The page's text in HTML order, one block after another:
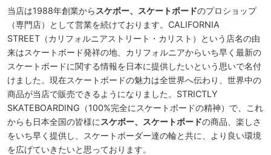
当店は1988年創業から スケボー、スケートボードのプロショップ
（専門店）として営業を続けております。CALIFORNIA
STREET（カリフォルニアストリート・カリスト）という店名の由
来はスケートボード発祥の地、カリフォルニアからいち早く最新の
スケートボードに関する情報を日本に提供したいという思いで名付
けました。現在スケートボードの魅力は全世界へ伝わり、世界中の
商品が当店で販売できるようになりました。STRICTLY
SKATEBOARDING（100%完全にスケートボードの精神）で、これ
からも日本全国の皆様に スケボー、スケートボードの商品、楽しさ
をいち早く提供し、スケートボーダー達の輪と共に、より良い環境
を広げていきたいと思っております。